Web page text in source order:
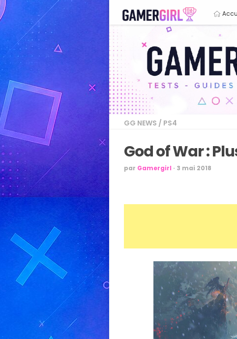
GG NEWS / PS4
God of War :
par Gamergirl · 3 mai 2018